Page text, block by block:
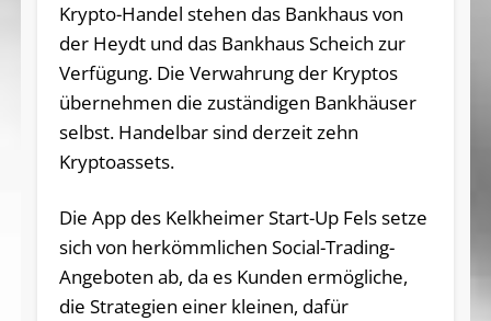
Krypto-Handel stehen das Bankhaus von
der Heydt und das Bankhaus Scheich zur
Verfügung. Die Verwahrung der Kryptos
übernehmen die zuständigen Bankhäuser
selbst. Handelbar sind derzeit zehn
Kryptoassets.
Die App des Kelkheimer Start-Up Fels setze
sich von herkömmlichen Social-Trading-
Angeboten ab, da es Kunden ermögliche,
die Strategien einer kleinen, dafür